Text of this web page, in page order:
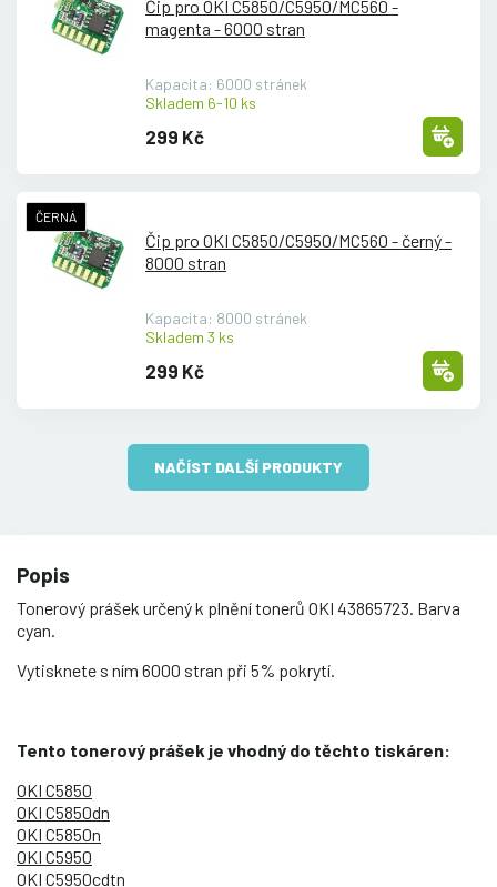
Čip pro OKI C5850/C5950/MC560 -
magenta - 6000 stran
Kapacita: 6000 stránek
Skladem 6-10 ks
299 Kč
ČERNÁ
Čip pro OKI C5850/C5950/MC560 - černý -
8000 stran
Kapacita: 8000 stránek
Skladem 3 ks
299 Kč
NAČÍST DALŠÍ PRODUKTY
Popis
Tonerový prášek určený k plnění tonerů OKI 43865723. Barva
cyan.
Vytisknete s ním 6000 stran při 5% pokrytí.
Tento tonerový prášek je vhodný do těchto tiskáren:
OKI C5850
OKI C5850dn
OKI C5850n
OKI C5950
OKI C5950cdtn